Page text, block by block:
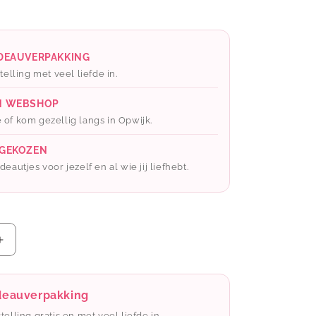
met veel liefde in.
WEBSHOP
of kom gezellig langs in Opwijk.
voor jezelf en al wie jij liefhebt.
Aantal